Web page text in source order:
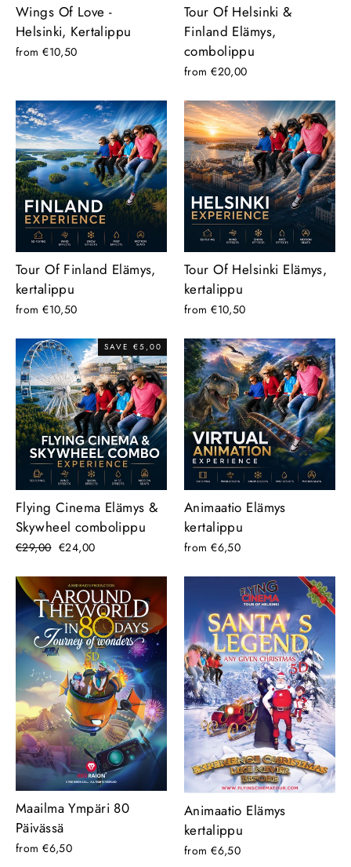
Wings Of Love -
Helsinki, Kertalippu
from €10,50
Tour Of Helsinki &
Finland Elämys,
combolippu
from €20,00
Tour Of Finland Elämys,
kertalippu
from €10,50
Tour Of Helsinki Elämys,
kertalippu
from €10,50
SAVE €5,00
Flying Cinema Elämys &
Skywheel combolippu
Regular
€29,00 Sale
€24,00
Animaatio Elämys
kertalippu
from €6,50
Maailma Ympäri 80
Päivässä
from €6,50
Animaatio Elämys
kertalippu
from €6,50